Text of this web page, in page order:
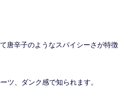
唐辛子のようなスパイシーさが特徴
ツ、ダンク感で知られます。